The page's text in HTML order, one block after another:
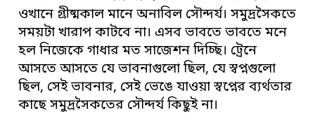
ওখানে গ্রীষ্মকাল মানে অনাবিল সৌন্দর্য। সমুদ্রসৈকতে
সময়টা খারাপ কাটবে না। এসব ভাবতে ভাবতে মনে
হল নিজেকে গাধার মত সাজেশন দিচ্ছি। ট্রেনে
আসতে আসতে যে ভাবনাগুলো ছিল, যে স্বপ্নগুলো
ছিল, সেই ভাবনার, সেই ভেঙে যাওয়া স্বপ্নের ব্যর্থতার
কাছে সমুদ্রসৈকতের সৌন্দর্য কিছুই না।